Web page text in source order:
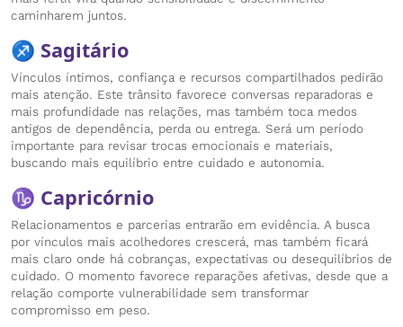
caminharem juntos.
♐ Sagitário
Vínculos íntimos, confiança e recursos compartilhados pedirão
mais atenção. Este trânsito favorece conversas reparadoras e
mais profundidade nas relações, mas também toca medos
antigos de dependência, perda ou entrega. Será um período
importante para revisar trocas emocionais e materiais,
buscando mais equilíbrio entre cuidado e autonomia.
♑ Capricórnio
Relacionamentos e parcerias entrarão em evidência. A busca
por vínculos mais acolhedores crescerá, mas também ficará
mais claro onde há cobranças, expectativas ou desequilíbrios de
cuidado. O momento favorece reparações afetivas, desde que a
relação comporte vulnerabilidade sem transformar
compromisso em peso.